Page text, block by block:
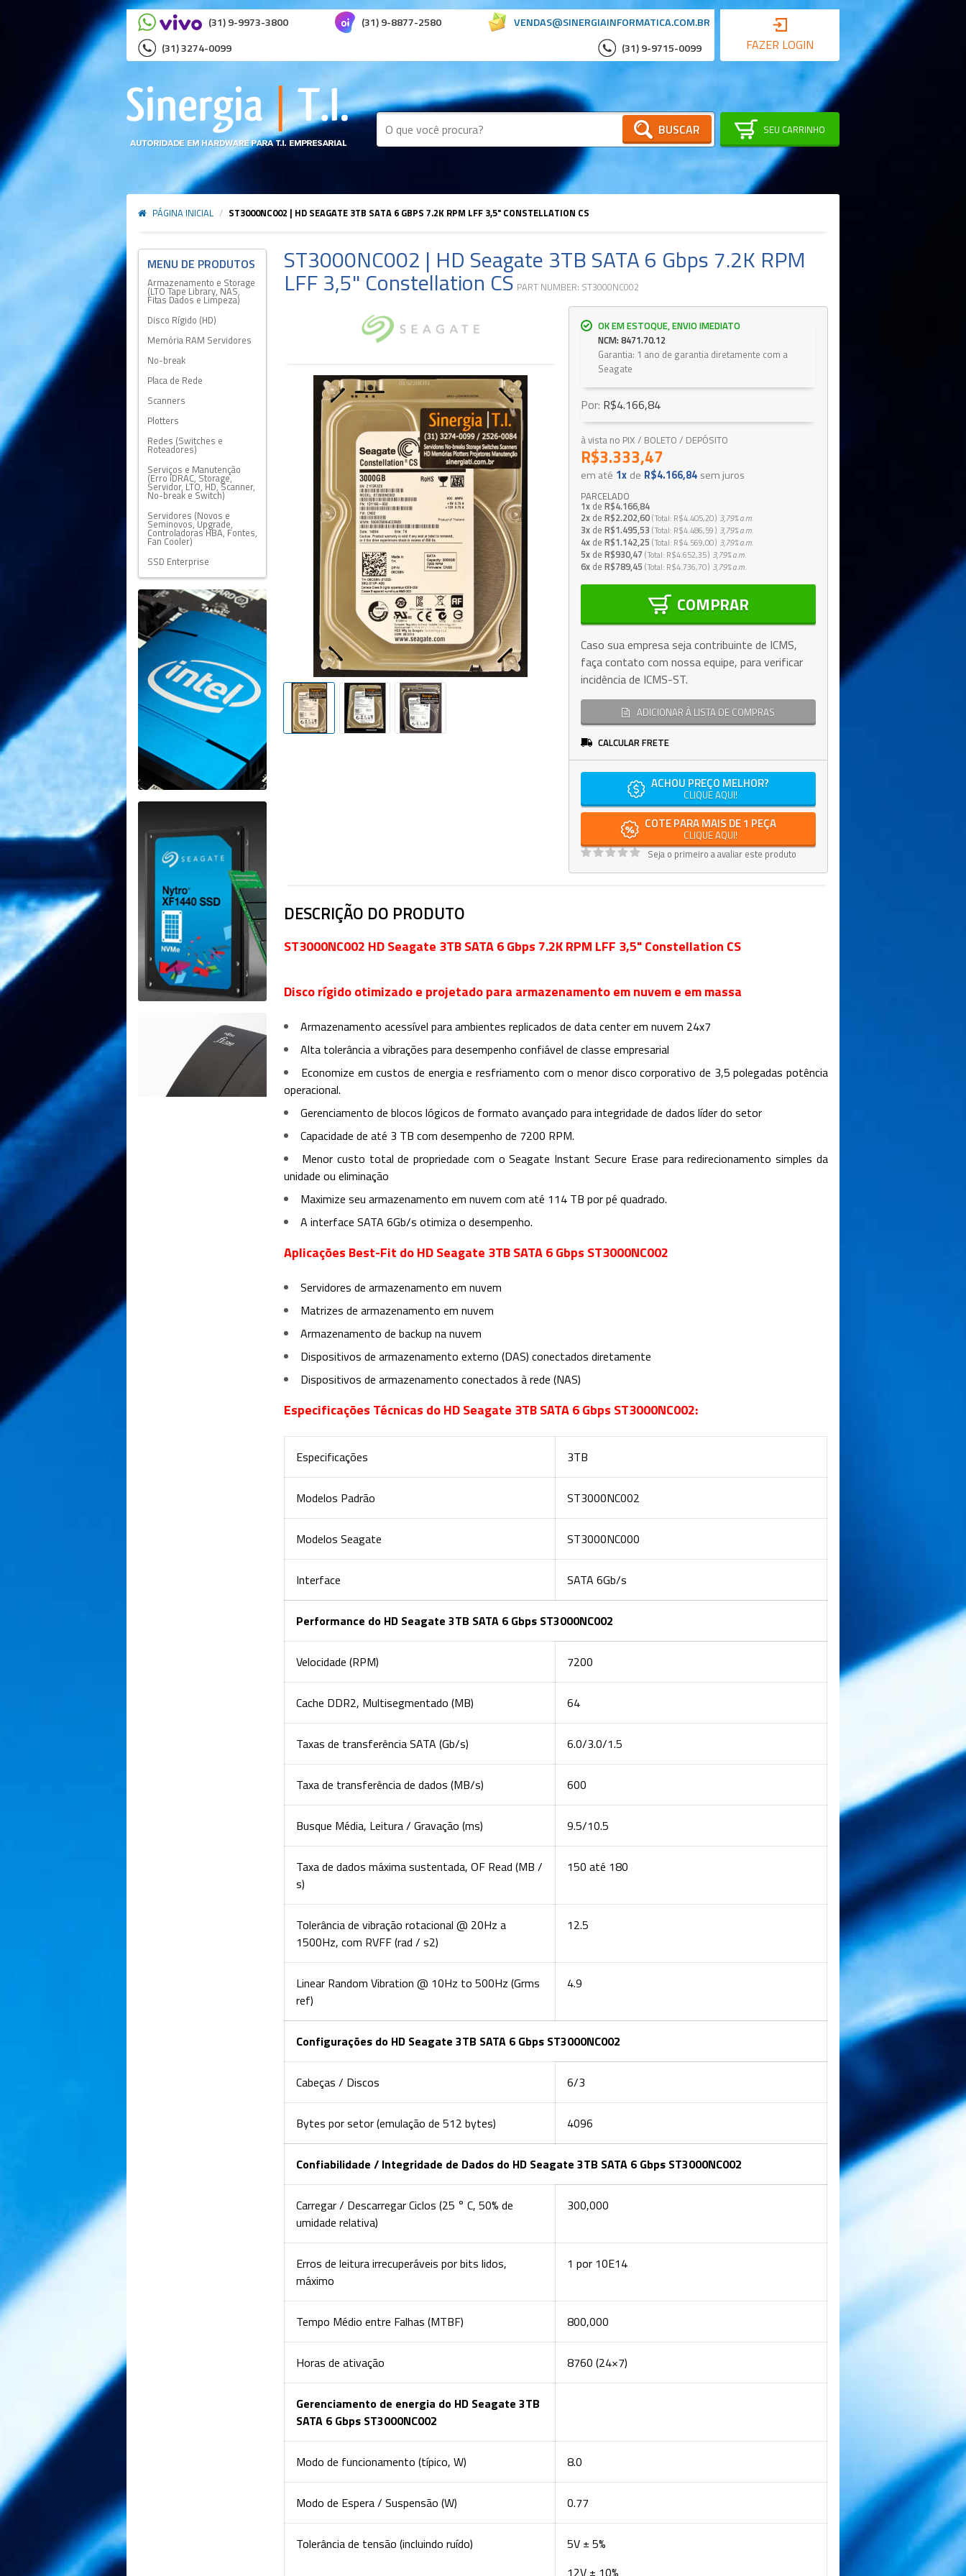
VENDAS@SINERGIAINFORMATICA.COM.BR
(31) 9-9973-3800
(31) 9-8877-2580
(31) 3274-0099
(31) 9-9715-0099 FAZER LOGIN
BUSCAR SEU CARRINHO
PÁGINA INICIAL / ST3000NC002 | HD SEAGATE 3TB SATA 6 GBPS 7.2K RPM LFF 3,5" CONSTELLATION CS
Armazenamento e Storage
(LTO Tape Library, NAS,
Fitas Dados e Limpeza)
Disco Rígido (HD)
Memória RAM Servidores
No-break
Placa de Rede
Scanners
Plotters
Redes (Switches e
Roteadores)
Serviços e Manutenção
(Erro iDRAC, Storage,
Servidor, LTO, HD, Scanner,
No-break e Switch)
Servidores (Novos e
Seminovos, Upgrade,
Controladoras HBA, Fontes,
Fan Cooler)
SSD Enterprise
ST3000NC002 | HD Seagate 3TB SATA 6 Gbps 7.2K RPM
LFF 3,5" Constellation CS PART NUMBER: ST3000NC002
OK EM ESTOQUE, ENVIO IMEDIATO
NCM: 8471.70.12
Garantia: 1 ano de garantia diretamente com a
Seagate
Por: R$4.166,84
à vista no PIX / BOLETO / DEPÓSITO
R$3.333,47
em até 1x de R$4.166,84 sem juros
PARCELADO
1x de R$4.166,84
2x de R$2.202,60 Total R$4.405,20 3,79%a.m.
3x de R$1.495,53 Total R$4.486,59 3,79%a.m.
4x de R$1.142,25 Total R$4.569,00 3,79%a.m.
5x de R$930,47 Total R$4.652,35 3,79%a.m.
6x de R$789,45 Total R$4.736,70 3,79%a.m.
COMPRAR
Caso sua empresa seja contribuinte de ICMS,
faça contato com nossa equipe, para verificar
incidência de ICMS-ST.
ADICIONAR À LISTA DE COMPRAS
CALCULAR FRETE
ACHOU PREÇO MELHOR?
CLIQUE AQUI!
COTE PARA MAIS DE 1 PEÇA
CLIQUE AQUI!
Seja o primeiro a avaliar este produto
DESCRIÇÃO DO PRODUTO
ST3000NC002 HD Seagate 3TB SATA 6 Gbps 7.2K RPM LFF 3,5" Constellation CS
Disco rígido otimizado e projetado para armazenamento em nuvem e em massa
Armazenamento acessível para ambientes replicados de data center em nuvem 24x7
Alta tolerância a vibrações para desempenho confiável de classe empresarial
Economize em custos de energia e resfriamento com o menor disco corporativo de 3,5 polegadas potência
operacional.
Gerenciamento de blocos lógicos de formato avançado para integridade de dados líder do setor
Capacidade de até 3 TB com desempenho de 7200 RPM.
Menor custo total de propriedade com o Seagate Instant Secure Erase para redirecionamento simples da
unidade ou eliminação
Maximize seu armazenamento em nuvem com até 114 TB por pé quadrado.
A interface SATA 6Gb/s otimiza o desempenho.
Aplicações Best-Fit do HD Seagate 3TB SATA 6 Gbps ST3000NC002
Servidores de armazenamento em nuvem
Matrizes de armazenamento em nuvem
Armazenamento de backup na nuvem
Dispositivos de armazenamento externo (DAS) conectados diretamente
Dispositivos de armazenamento conectados à rede (NAS)
Especificações Técnicas do HD Seagate 3TB SATA 6 Gbps ST3000NC002:
Especificações 3TB
Modelos Padrão ST3000NC002
Modelos Seagate ST3000NC000
Interface SATA 6Gb/s
Performance do HD Seagate 3TB SATA 6 Gbps ST3000NC002
Velocidade (RPM) 7200
Cache DDR2, Multisegmentado (MB) 64
Taxas de transferência SATA (Gb/s) 6.0/3.0/1.5
Taxa de transferência de dados (MB/s) 600
Busque Média, Leitura / Gravação (ms) 9.5/10.5
Taxa de dados máxima sustentada, OF Read (MB /
s)
150 até 180
Tolerância de vibração rotacional @ 20Hz a
1500Hz, com RVFF (rad / s2)
12.5
Linear Random Vibration @ 10Hz to 500Hz (Grms
ref)
4.9
Configurações do HD Seagate 3TB SATA 6 Gbps ST3000NC002
Cabeças / Discos 6/3
Bytes por setor (emulação de 512 bytes) 4096
Confiabilidade / Integridade de Dados do HD Seagate 3TB SATA 6 Gbps ST3000NC002
Carregar / Descarregar Ciclos (25 ° C, 50% de
umidade relativa)
300,000
Erros de leitura irrecuperáveis por bits lidos,
máximo
1 por 10E14
Tempo Médio entre Falhas (MTBF) 800,000
Horas de ativação 8760 (24×7)
Gerenciamento de energia do HD Seagate 3TB
SATA 6 Gbps ST3000NC002
Modo de funcionamento (típico, W) 8.0
Modo de Espera / Suspensão (W) 0.77
Tolerância de tensão (incluindo ruído)
5V ± 5%
12V ± 10%